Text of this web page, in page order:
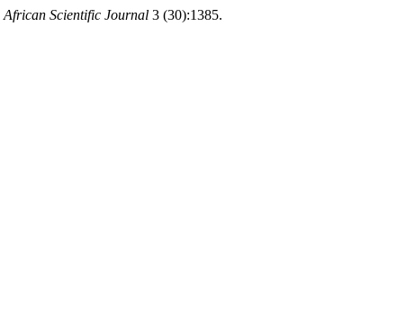
African Scientific Journal 3 (30):1385.